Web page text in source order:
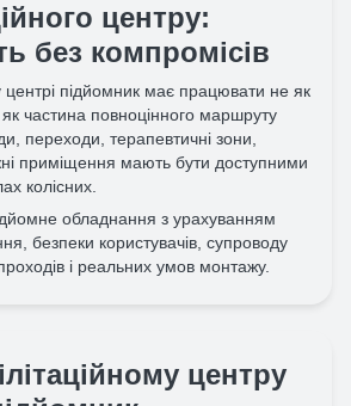
центру:
без компромісів
центрі підйомник має працювати не як
частина повноцінного маршруту
переходи, терапевтичні зони,
приміщення мають бути доступними
колісних.
обладнання з урахуванням
безпеки користувачів, супроводу
і реальних умов монтажу.
центру